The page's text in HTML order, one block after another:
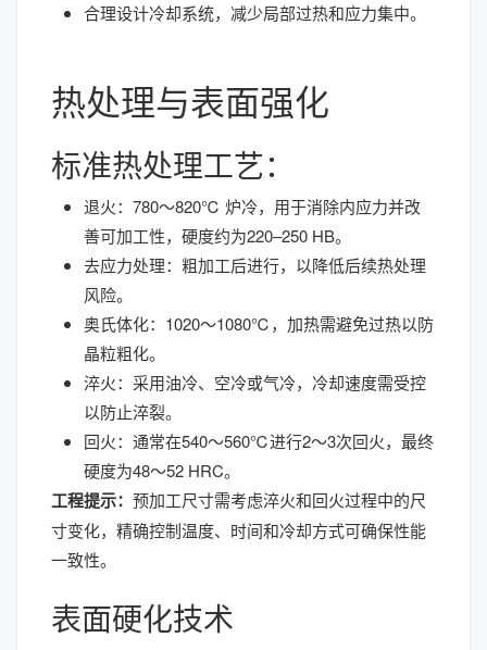
合理设计冷却系统，减少局部过热和应力集中。
热处理与表面强化
标准热处理工艺：
退火：780～820℃ 炉冷，用于消除内应力并改
善可加工性，硬度约为220–250 HB。
去应力处理：粗加工后进行，以降低后续热处理
风险。
奥氏体化：1020～1080℃，加热需避免过热以防
晶粒粗化。
淬火：采用油冷、空冷或气冷，冷却速度需受控
以防止淬裂。
回火：通常在540～560℃进行2～3次回火，最终
硬度为48～52 HRC。
工程提示： 预加工尺寸需考虑淬火和回火过程中的尺
寸变化，精确控制温度、时间和冷却方式可确保性能
一致性。
表面硬化技术